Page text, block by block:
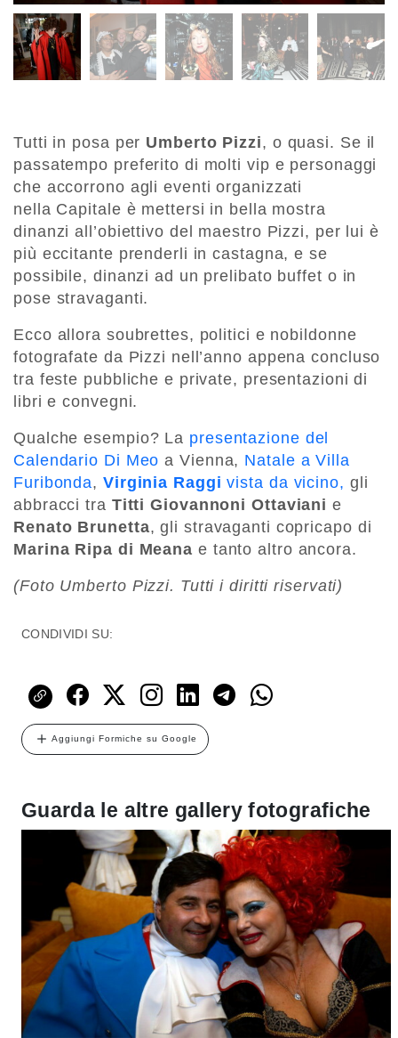
Tutti in posa per Umberto Pizzi, o quasi. Se il
passatempo preferito di molti vip e personaggi
che accorrono agli eventi organizzati
nella Capitale è mettersi in bella mostra
dinanzi all’obiettivo del maestro Pizzi, per lui è
più eccitante prenderli in castagna, e se
possibile, dinanzi ad un prelibato buffet o in
pose stravaganti.
Ecco allora soubrettes, politici e nobildonne
fotografate da Pizzi nell’anno appena concluso
tra feste pubbliche e private, presentazioni di
libri e convegni.
Qualche esempio? La presentazione del
Calendario Di Meo a Vienna, Natale a Villa
Furibonda, Virginia Raggi vista da vicino, gli
abbracci tra Titti Giovannoni Ottaviani e
Renato Brunetta, gli stravaganti copricapo di
Marina Ripa di Meana e tanto altro ancora.
(Foto Umberto Pizzi. Tutti i diritti riservati)
CONDIVIDI SU:
Aggiungi Formiche su Google
Guarda le altre gallery fotografiche